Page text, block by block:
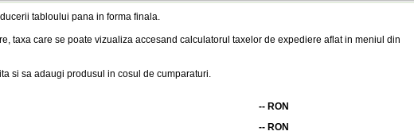
tabloului pana in forma finala.
taxa care se poate vizualiza accesand calculatorul taxelor de expediere aflat in meniul din
si sa adaugi produsul in cosul de cumparaturi.
-- RON
-- RON